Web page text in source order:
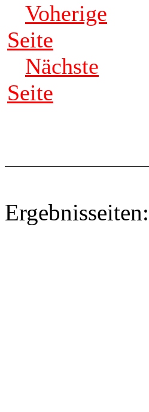
Voherige
Seite
Nächste
Seite
Ergebnisseiten: